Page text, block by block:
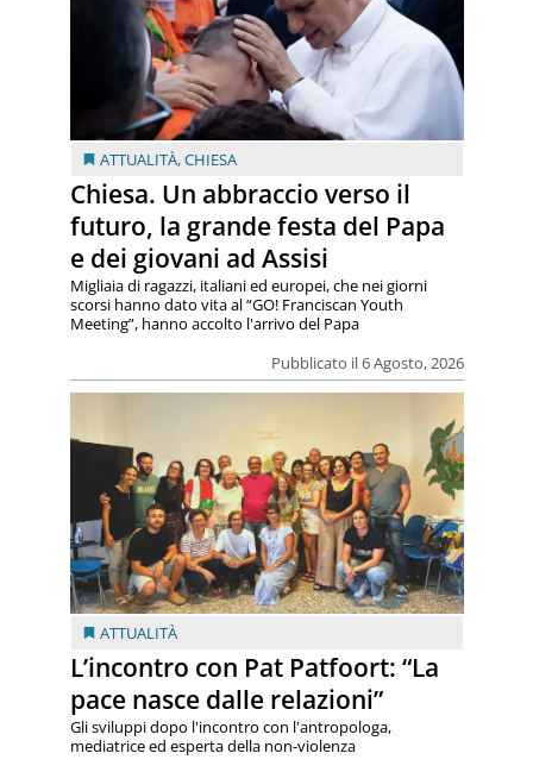
ATTUALITÀ,CHIESA
Chiesa. Un abbraccio verso il
futuro, la grande festa del Papa
e dei giovani ad Assisi
Pubblicato il 6 Agosto, 2026
Migliaia di ragazzi, italiani ed europei, che nei giorni
scorsi hanno dato vita al “GO! Franciscan Youth
Meeting”, hanno accolto l'arrivo del Papa
ATTUALITÀ
L’incontro con Pat Patfoort: “La
pace nasce dalle relazioni”
Gli sviluppi dopo l'incontro con l'antropologa,
mediatrice ed esperta della non-violenza